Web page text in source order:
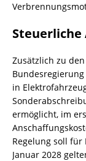
Zusätzlich zu
in
ermöglicht, im
Regelung soll für
Januar 2028